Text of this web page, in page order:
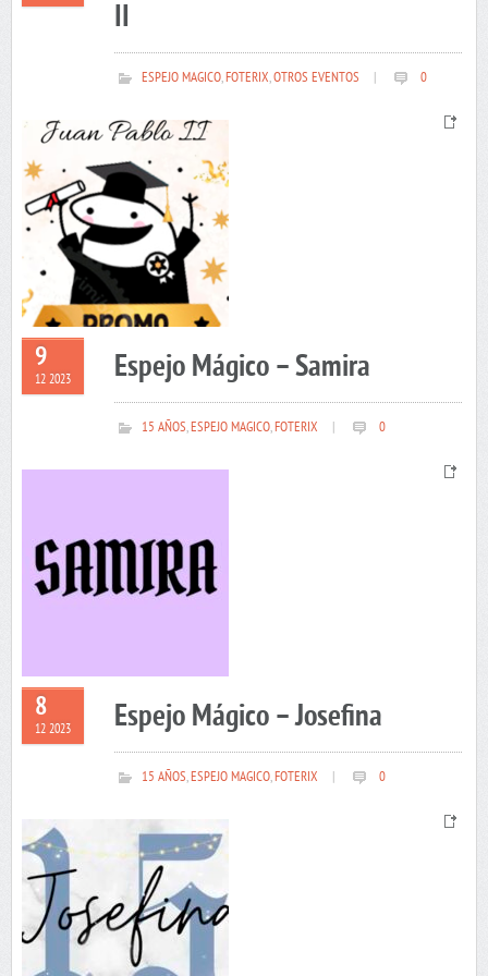
II
ESPEJO MAGICO,FOTERIX,OTROS EVENTOS 0
9
12 2023 Espejo Mágico – Samira
15 AÑOS,ESPEJO MAGICO,FOTERIX 0
8
12 2023 Espejo Mágico – Josefina
15 AÑOS,ESPEJO MAGICO,FOTERIX 0